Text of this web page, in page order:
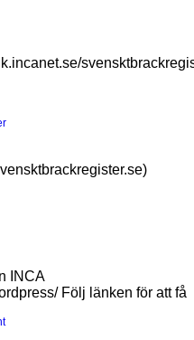
INCA
Följ länken för att få